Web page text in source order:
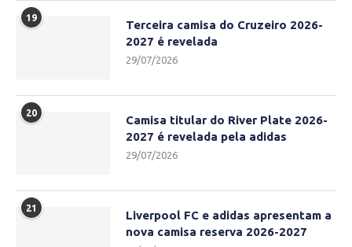
19
Terceira camisa do Cruzeiro 2026-
2027 é revelada
29/07/2026
20
Camisa titular do River Plate 2026-
2027 é revelada pela adidas
29/07/2026
21
Liverpool FC e adidas apresentam a
nova camisa reserva 2026-2027